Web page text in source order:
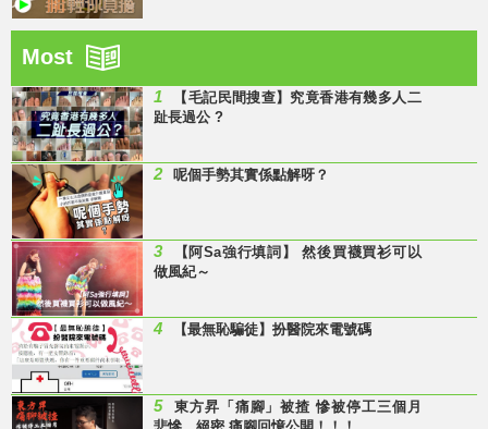
Most
1
【毛記民間搜查】究竟香港有幾多人二
趾長過公 ?
2 呢個手勢其實係點解呀？
3
【阿Sa強行填詞】 然後買襪買衫可以
做風紀～
4 【最無恥騙徒】扮醫院來電號碼
5
東方昇「痛腳」被揸 慘被停工三個月